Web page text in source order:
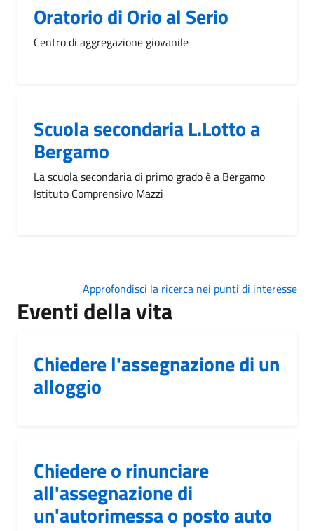
Oratorio di Orio al Serio
Centro di aggregazione giovanile
Scuola secondaria L.Lotto a
Bergamo
La scuola secondaria di primo grado è a Bergamo
Istituto Comprensivo Mazzi
Approfondisci la ricerca nei punti di interesse
Eventi della vita
Chiedere l'assegnazione di un
alloggio
Chiedere o rinunciare
all'assegnazione di
un'autorimessa o posto auto